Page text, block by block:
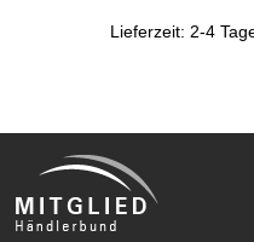
Lieferzeit: 2-4